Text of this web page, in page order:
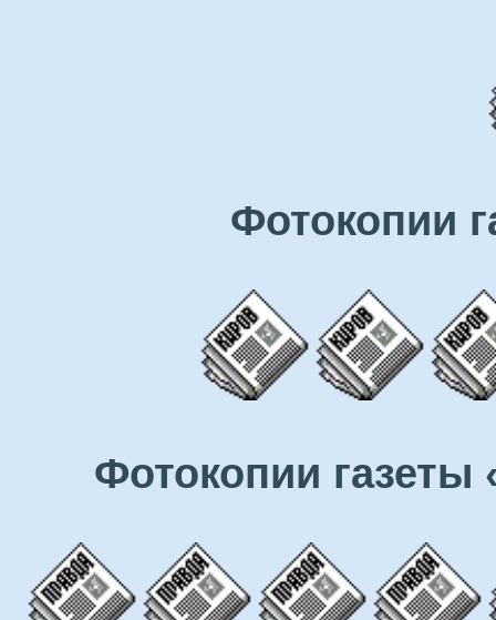
Фотокопии
Фотокопии газеты